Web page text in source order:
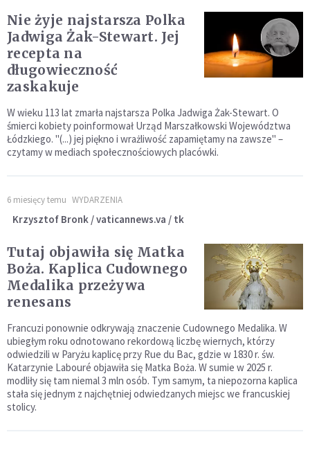
Nie żyje najstarsza Polka
Jadwiga Żak-Stewart. Jej
recepta na
długowieczność
zaskakuje
W wieku 113 lat zmarła najstarsza Polka Jadwiga Żak-Stewart. O
śmierci kobiety poinformował Urząd Marszałkowski Województwa
Łódzkiego. "(...) jej piękno i wrażliwość zapamiętamy na zawsze" –
czytamy w mediach społecznościowych placówki.
6 miesięcy temu WYDARZENIA
Krzysztof Bronk / vaticannews.va / tk
Tutaj objawiła się Matka
Boża. Kaplica Cudownego
Medalika przeżywa
renesans
Francuzi ponownie odkrywają znaczenie Cudownego Medalika. W
ubiegłym roku odnotowano rekordową liczbę wiernych, którzy
odwiedzili w Paryżu kaplicę przy Rue du Bac, gdzie w 1830 r. św.
Katarzynie Labouré objawiła się Matka Boża. W sumie w 2025 r.
modliły się tam niemal 3 mln osób. Tym samym, ta niepozorna kaplica
stała się jednym z najchętniej odwiedzanych miejsc we francuskiej
stolicy.